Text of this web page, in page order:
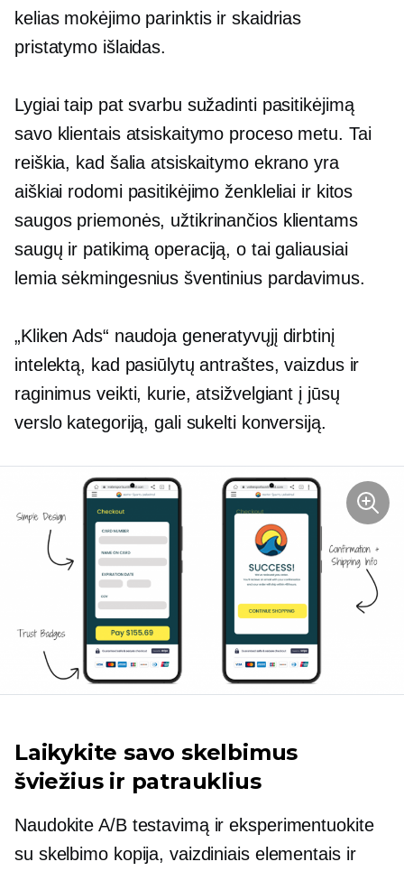
kelias mokėjimo parinktis ir skaidrias
pristatymo išlaidas.
Lygiai taip pat svarbu sužadinti pasitikėjimą
savo klientais atsiskaitymo proceso metu. Tai
reiškia, kad šalia atsiskaitymo ekrano yra
aiškiai rodomi pasitikėjimo ženkleliai ir kitos
saugos priemonės, užtikrinančios klientams
saugų ir patikimą operaciją, o tai galiausiai
lemia sėkmingesnius šventinius pardavimus.
„Kliken Ads“ naudoja generatyvųjį dirbtinį
intelektą, kad pasiūlytų antraštes, vaizdus ir
raginimus veikti, kurie, atsižvelgiant į jūsų
verslo kategoriją, gali sukelti konversiją.
Laikykite savo skelbimus
šviežius ir patrauklius
Naudokite A/B testavimą ir eksperimentuokite
su skelbimo kopija, vaizdiniais elementais ir